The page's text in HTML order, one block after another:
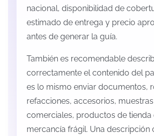
nacional, disponibilidad de
estimado de entrega y precio
antes de generar la guía.
También es recomendable
correctamente el contenido del
es lo mismo enviar documentos,
refacciones, accesorios, muestras
comerciales, productos de tienda
mercancía frágil. Una descripción